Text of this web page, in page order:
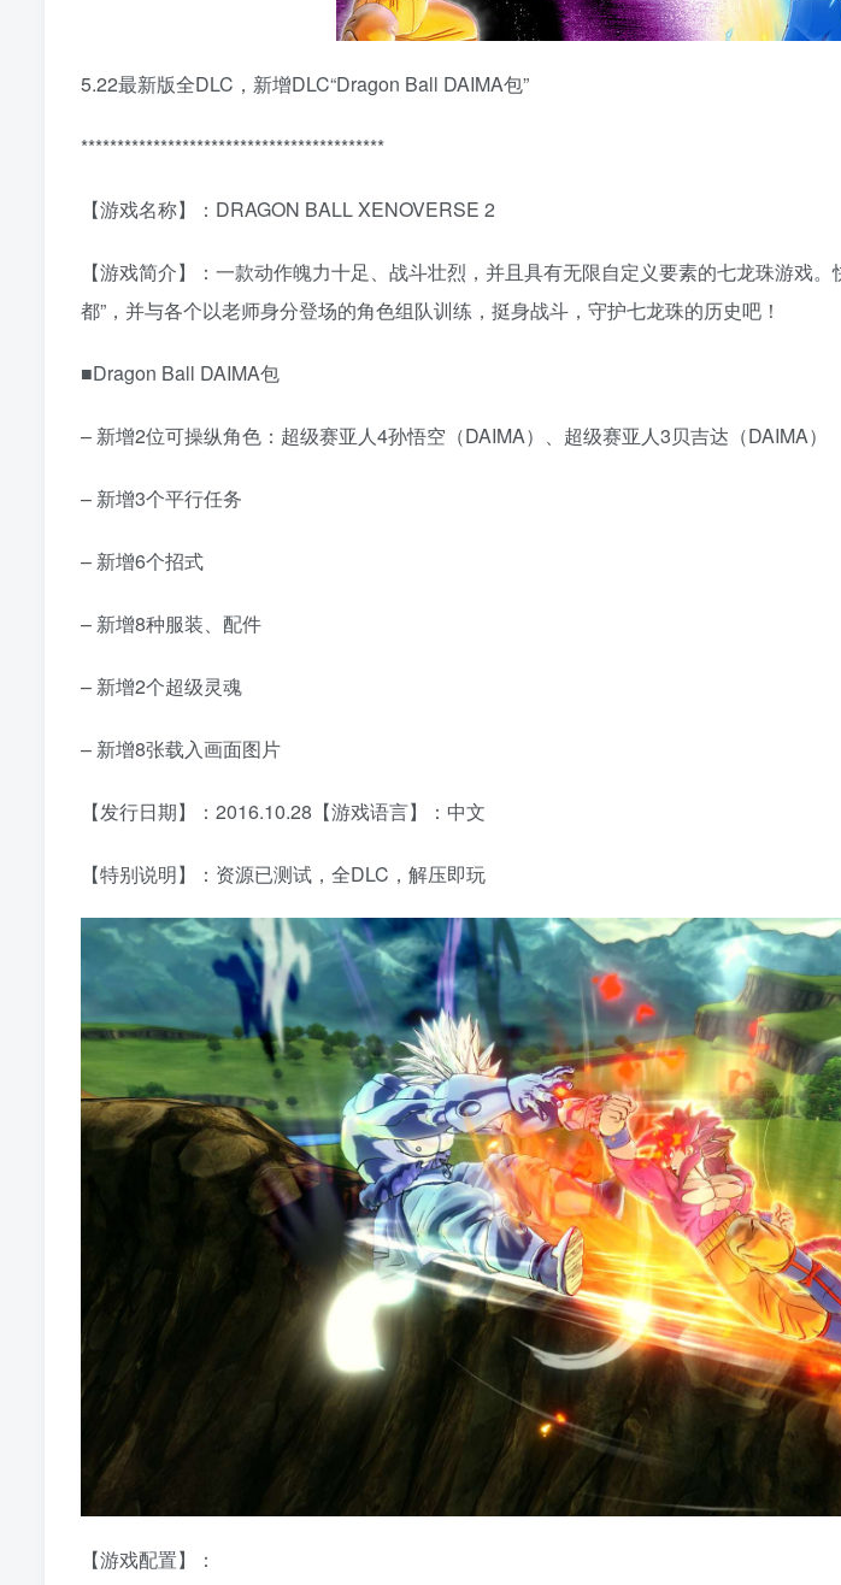
5.22最新版全DLC，新增DLC“Dragon Ball DAIMA包”
******************************************
【游戏名称】：DRAGON BALL XENOVERSE 2
【游戏简介】：一款动作魄力十足、战斗壮烈，并且具有无限自定义要素的七龙珠游戏
都”，并与各个以老师身分登场的角色组队训练，挺身战斗，守护七龙珠的历史吧！
■Dragon Ball DAIMA包
– 新增2位可操纵角色：超级赛亚人4孙悟空（DAIMA）、超级赛亚人3贝吉达（DAIMA）
– 新增3个平行任务
– 新增6个招式
– 新增8种服装、配件
– 新增2个超级灵魂
– 新增8张载入画面图片
【发行日期】：2016.10.28【游戏语言】：中文
【特别说明】：资源已测试，全DLC，解压即玩
【游戏配置】：